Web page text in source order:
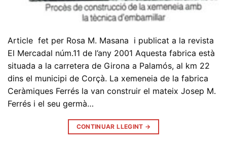
Article fet per Rosa M. Masana i publicat a la revista
El Mercadal núm.11 de l’any 2001 Aquesta fabrica està
situada a la carretera de Girona a Palamós, al km 22
dins el municipi de Corçà. La xemeneia de la fabrica
Ceràmiques Ferrés la van construir el mateix Josep M.
Ferrés i el seu germà…
CONTINUAR LLEGINT →